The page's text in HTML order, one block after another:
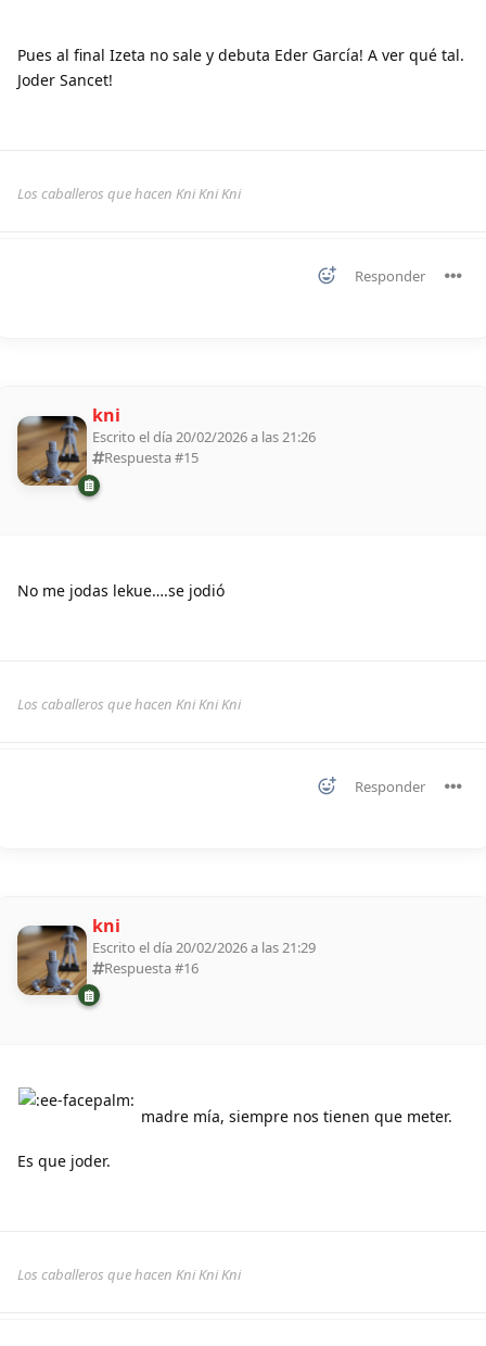
Pues al final Izeta no sale y debuta Eder García! A ver qué tal.
Joder Sancet!
Los caballeros que hacen Kni Kni Kni
Responder
kni
Escrito el día 20/02/2026 a las 21:26
Respuesta #15
No me jodas lekue….se jodió
Los caballeros que hacen Kni Kni Kni
Responder
kni
Escrito el día 20/02/2026 a las 21:29
Respuesta #16
madre mía, siempre nos tienen que meter.
Es que joder.
Los caballeros que hacen Kni Kni Kni